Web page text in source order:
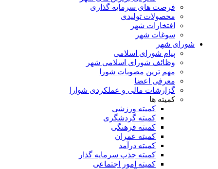
فرصت های سرمایه گذاری
محصولات تولیدی
افتخارات شهر
سوغات شهر
شورای شهر
پیام شورای اسلامی
وظائف شورای اسلامی شهر
مهم ترین مصوبات شورا
معرفی اعضا
گزارشات مالی و عملکردی شوارا
کمیته ها
کمیته ورزشی
کمیته گردشگری
کمیته فرهنگی
کمیته عمران
کمیته درآمد
کمیته جذب سرمایه گذار
کمیته امور اجتماعی